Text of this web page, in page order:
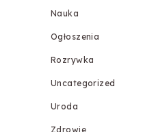
Nauka
Ogłoszenia
Rozrywka
Uncategorized
Uroda
Zdrowie